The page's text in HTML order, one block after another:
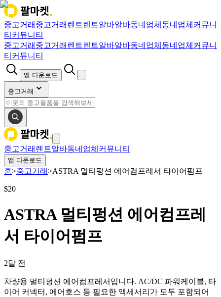
중고거래 중고거래 렌트렌트알바알바동네업체 동네업체 커뮤니
티 커뮤니티
중고거래 중고거래 렌트렌트알바알바동네업체 동네업체 커뮤니
티 커뮤니티
앱 다운로드
중고거래
중고거래 렌트알바동네업체 커뮤니티
앱 다운로드
홈>중고거래>ASTRA 멀티펑션 에어컴프레서 타이어펌프
$20
ASTRA 멀티펑션 에어컴프레
서 타이어펌프
2달 전
차량용 멀티펑션 에어컴프레서입니다. AC/DC 파워케이블, 타
이어 커넥터, 에어호스 등 필요한 액세서리가 모두 포함되어